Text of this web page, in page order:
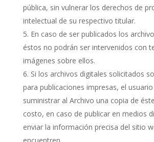
pública, sin vulnerar los derechos de
intelectual de su respectivo titular.
En caso de ser publicados los
éstos no podrán ser intervenidos con
imágenes sobre ellos.
Si los archivos digitales solicitados
para publicaciones impresas, el
suministrar al Archivo una copia de
costo, en caso de publicar en medios
enviar la información precisa del sitio